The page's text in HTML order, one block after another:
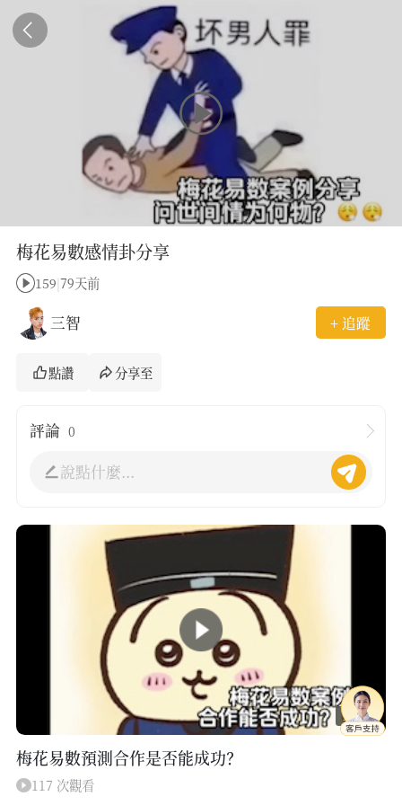
梅花易數感情卦分享
159 |79天前
三智 + 追蹤
點讚 分享至
評論 0
說點什麼...
11:14
梅花易數預測合作是否能成功？
117 次觀看